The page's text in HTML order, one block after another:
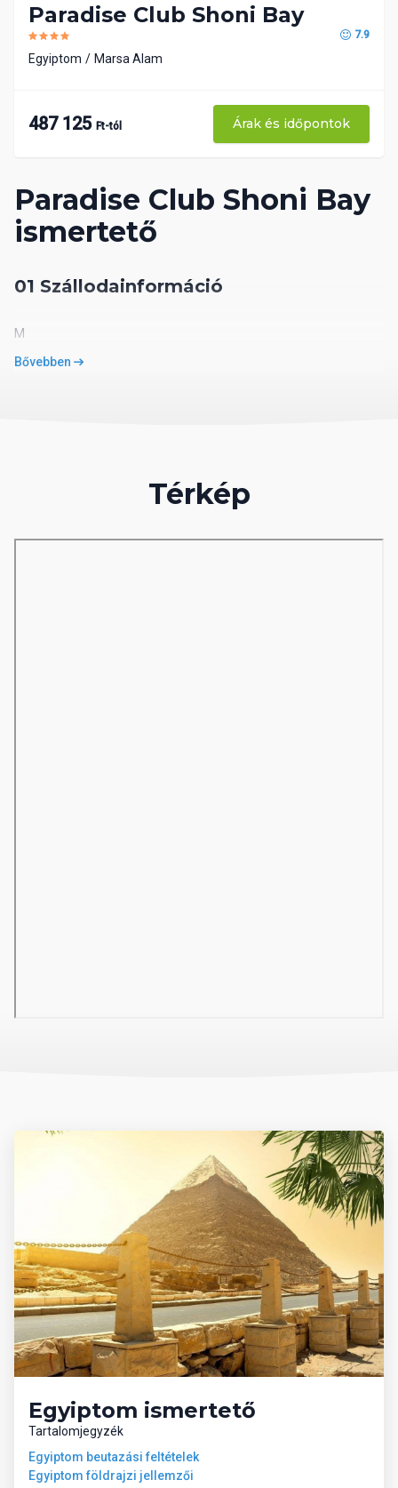
Paradise Club Shoni Bay
ismertető
01 Szállodainformáció
M
Bővebben
Paradise Club Shoni Bay
7.9
Egyiptom Marsa Alam
487 125 Ft-tól Árak és időpontok
Térkép
Egyiptom ismertető
Tartalomjegyzék
Egyiptom beutazási feltételek
Egyiptom földrajzi jellemzői